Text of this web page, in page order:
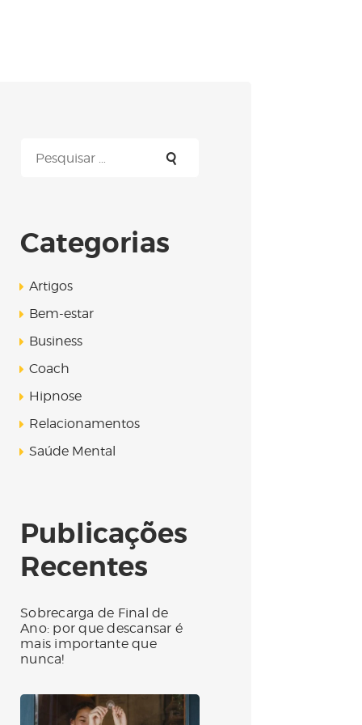
Categorias
Artigos
Bem-estar
Business
Coach
Hipnose
Relacionamentos
Saúde Mental
Publicações
Recentes
Sobrecarga de Final de
Ano: por que descansar é
mais importante que
nunca!